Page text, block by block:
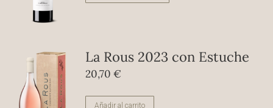
variantes.
La Rous 2023 con Estuche
20,70 €
Añadir al carrito